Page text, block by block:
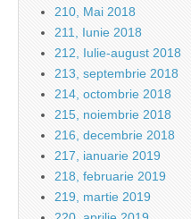
210, Mai 2018
211, Iunie 2018
212, Iulie-august 2018
213, septembrie 2018
214, octombrie 2018
215, noiembrie 2018
216, decembrie 2018
217, ianuarie 2019
218, februarie 2019
219, martie 2019